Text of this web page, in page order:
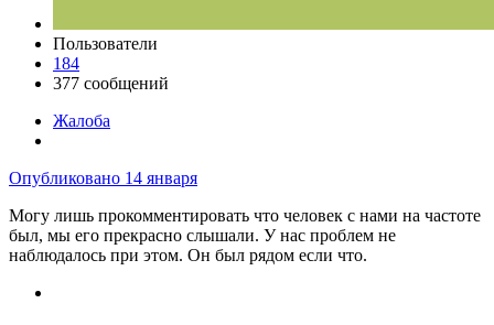
Пользователи
184
377 сообщений
Жалоба
Опубликовано 14 января
Могу лишь прокомментировать что человек с нами на частоте
был, мы его прекрасно слышали. У нас проблем не
наблюдалось при этом. Он был рядом если что.